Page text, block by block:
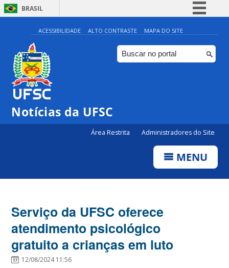
BRASIL
Simplifique!
Comunica BR
Participe
ACESSIBILIDADE ALTO CONTRASTE MAPA DO SITE
Notícias da UFSC
Área Restrita Administradores do Site
MENU
Serviço da UFSC oferece
atendimento psicológico
gratuito a crianças em luto
12/08/2024 11:56